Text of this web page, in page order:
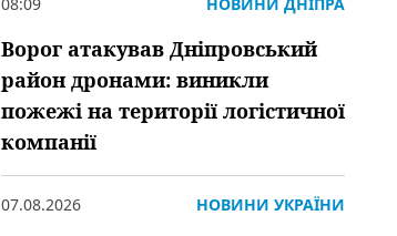
Ворог атакував Дніпровський
район дронами: виникли
пожежі на території логістичної
компанії
07.08.2026 НОВИНИ УКРАЇНИ